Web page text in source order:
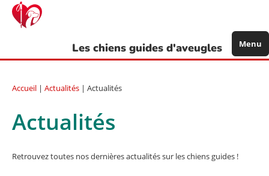
Aller
contenu
Les chiens guides d'aveugles Menu
Accueil | Actualités | Actualités
Actualités
Retrouvez toutes nos dernières actualités sur les chiens guides !